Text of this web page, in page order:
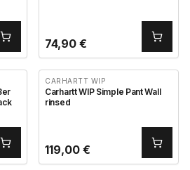
74,90 €
CARHARTT WIP
Carhartt WIP Simple Pant Wall
rinsed
119,00 €